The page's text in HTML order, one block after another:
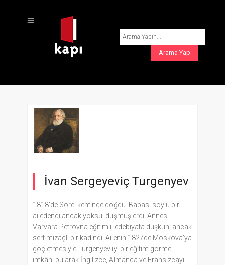
İvan Sergeyeviç Turgenyev
1818'de Sorel kentinde doğdu. Babası soylu bir
ailedendi ancak yoksul düşmüşlerdi. Annesi
Varvara Petrovna eğitimli, edebiyata düşkün, ancak
sert mizaçlı bir kadındı. Ailenin 1827de Moskova'ya
göç etmesiyle Turgenyev iyi bir eğitim görme
imkânı bularak İngilizce, Almanca ve Fransızcayı